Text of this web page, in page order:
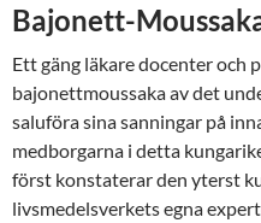
Bajonett-
Ett gäng läkare docenter och
bajonettmoussaka av det
saluföra sina sanningar på
medborgarna i detta
först konstaterar den yterst
livsmedelsverkets egna